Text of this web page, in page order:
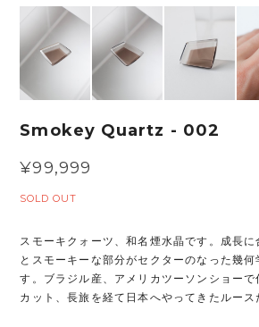
Smokey Quartz - 002
¥99,999
SOLD OUT
スモーキクォーツ、和名煙水晶です。成長
とスモーキーな部分がセクターのなった幾
す。ブラジル産、アメリカツーソンショーで
カット、長旅を経て日本へやってきたルース